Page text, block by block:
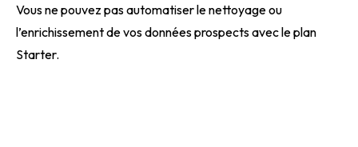
Vous ne pouvez pas automatiser le nettoyage ou
l’enrichissement de vos données prospects avec le plan
Starter.